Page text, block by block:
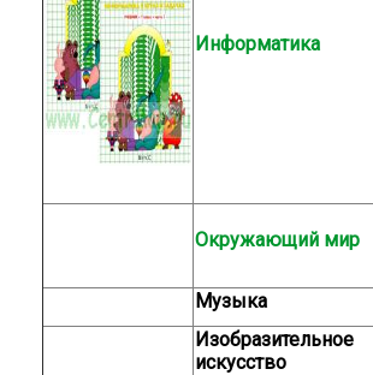
Информатика
Окружающий мир
Музыка
Изобразительное
искусство